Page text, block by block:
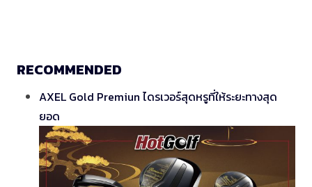
RECOMMENDED
AXEL Gold Premiun ไดรเวอร์สุดหรูที่ให้ระยะทางสุด
ยอด